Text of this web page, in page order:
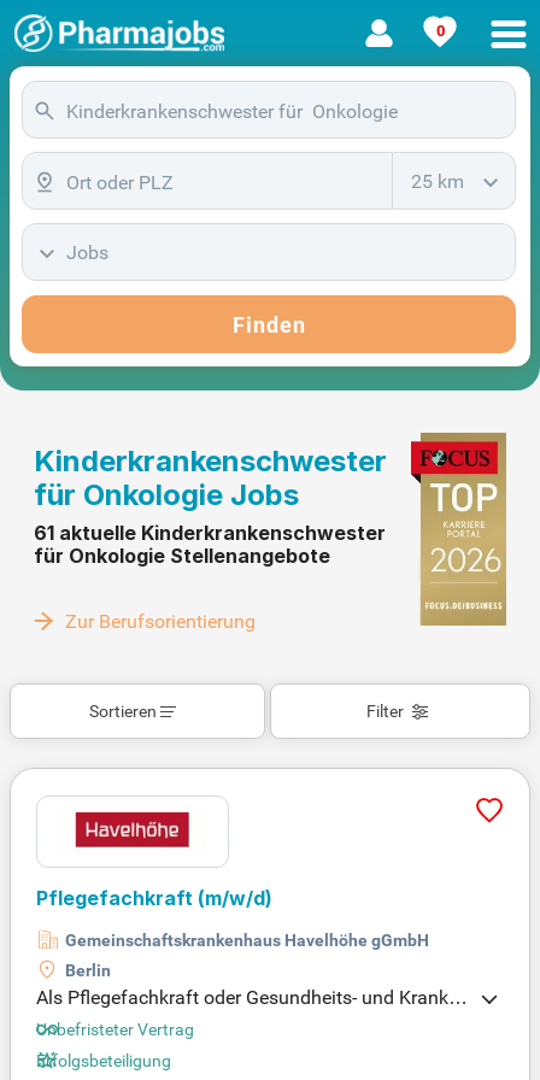
0
25 km
Jobs
Finden
Kinderkrankenschwester
für Onkologie Jobs
61 aktuelle Kinderkrankenschwester
für Onkologie Stellenangebote
Zur Berufsorientierung
Filter
Sortieren
Pflegefachkraft (m/w/d)
Gemeinschaftskrankenhaus Havelhöhe gGmbH
Berlin
Als Pflegefachkraft oder Gesundheits- und Kranken
pfleger (w/m/d) erwarten Sie spannende Aufgaben
in einem unterstützenden Umfeld. Das Pflegeperso
nalstärkungsgesetz ermöglicht uns, zusätzliche Te
Unbefristeter Vertrag
Erfolgsbeteiligung